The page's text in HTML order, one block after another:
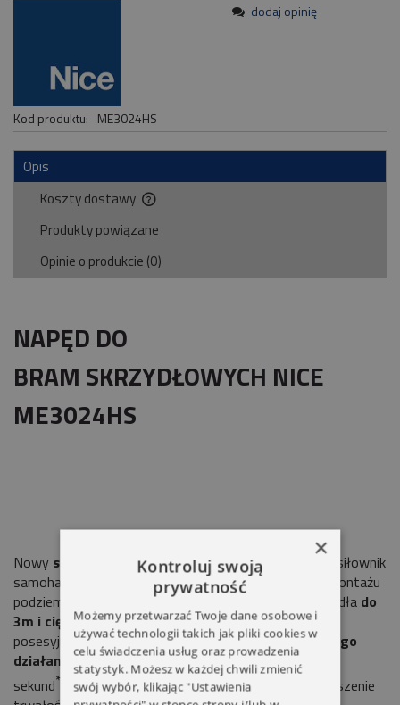
Kod produktu: ME3024HS
dodaj opinię
Opis
Koszty dostawy
Cena nie zawiera ewentualnych kosztów płatności
Produkty powiązane
Opinie o produkcie (0)
NAPĘD DO
BRAM SKRZYDŁOWYCH NICE
ME3024HS
Nowy szybszy niż kiedykolwiekelektromechaniczny siłownik
samohamowny
ME3024 HSz rodzinyHI-SPEED
do montażu
podziemnego, do bram skrzydłowych o długości skrzydła do
3m i ciężarze do 300kg.Idealny do bram
posesyjnych.Idealny do pracy intensywnej i szybkiego
działania:otwarcie do 90° może trwać zaledwie 8
sekund*. Brak spawania obudówumożliwiający zwiększenie
×
Kontroluj swoją
prywatność
Możemy przetwarzać Twoje dane osobowe i
używać technologii takich jak pliki cookies w
celu świadczenia usług oraz prowadzenia
statystyk. Możesz w każdej chwili zmienić
swój wybór, klikając "Ustawienia